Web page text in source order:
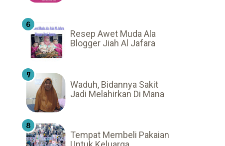
Resep Awet Muda Ala
Blogger Jiah Al Jafara
Waduh, Bidannya Sakit
Jadi Melahirkan Di Mana
Tempat Membeli Pakaian